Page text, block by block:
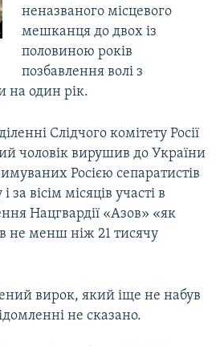
неназваного місцевого
мешканця до двох із
половиною років
позбавлення волі з
на один рік.
Слідчого комітету Росії
чоловік вирушив до України
Росією сепаратистів
за вісім місяців участі в
Нацгвардії «Азов» «як
не менш ніж 21 тисячу
вирок, який іще не набув
не сказано.